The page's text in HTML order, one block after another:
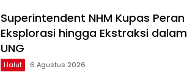
Superintendent NHM Kupas
Eksplorasi hingga Ekstraksi
UNG
Halut 6 Agustus 2026